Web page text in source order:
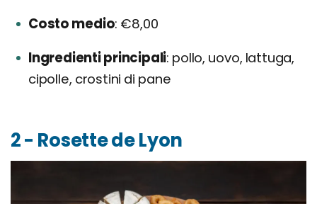
Costo medio €8,00
Ingredienti principali pollo, uovo, lattuga,
cipolle, crostini di pane
2 - Rosette de Lyon